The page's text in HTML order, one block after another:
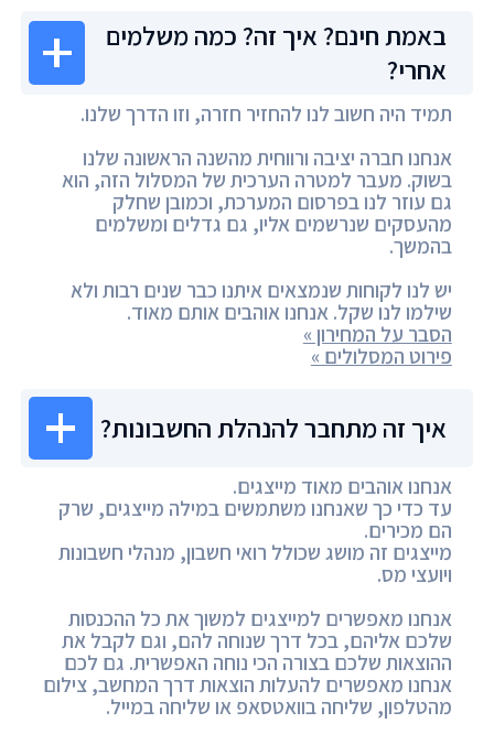
באמת חינם? איך זה? כמה משלמים
אחרי?
תמיד היה חשוב לנו להחזיר חזרה, וזו הדרך שלנו.
אנחנו חברה יציבה ורווחית מהשנה הראשונה שלנו
בשוק. מעבר למטרה הערכית של המסלול הזה, הוא
גם עוזר לנו בפרסום המערכת, וכמובן שחלק
מהעסקים שנרשמים אליו, גם גדלים ומשלמים
בהמשך.
יש לנו לקוחות שנמצאים איתנו כבר שנים רבות ולא
שילמו לנו שקל. אנחנו אוהבים אותם מאוד.
הסבר על המחירון »
פירוט המסלולים »
איך זה מתחבר להנהלת החשבונות?
אנחנו אוהבים מאוד מייצגים.
עד כדי כך שאנחנו משתמשים במילה מייצגים, שרק
הם מכירים.
מייצגים זה מושג שכולל רואי חשבון, מנהלי חשבונות
ויועצי מס.
אנחנו מאפשרים למייצגים למשוך את כל ההכנסות
שלכם אליהם, בכל דרך שנוחה להם, וגם לקבל את
ההוצאות שלכם בצורה הכי נוחה האפשרית. גם לכם
אנחנו מאפשרים להעלות הוצאות דרך המחשב, צילום
מהטלפון, שליחה בוואטסאפ או שליחה במייל.